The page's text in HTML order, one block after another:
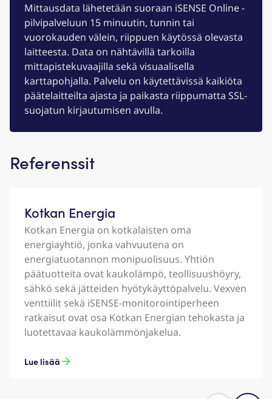
Mittausdata lähetetään suoraan iSENSE Online -
pilvipalveluun 15 minuutin, tunnin tai
vuorokauden välein, riippuen käytössä olevasta
laitteesta. Data on nähtävillä tarkoilla
mittapistekuvaajilla sekä visuaalisella
karttapohjalla. Palvelu on käytettävissä kaikiöta
päätelaitteilta ajasta ja paikasta riippumatta SSL-
suojatun kirjautumisen avulla.
Referenssit
Kotkan Energia
Kotkan Energia on kotkalaisten oma
energiayhtiö, jonka vahvuutena on
energiatuotannon monipuolisuus. Yhtiön
päätuotteita ovat kaukolämpö, teollisuushöyry,
sähkö sekä jätteiden hyötykäyttöpalvelu. Vexven
venttiilit sekä iSENSE-monitorointiperheen
ratkaisut ovat osa Kotkan Energian tehokasta ja
luotettavaa kaukolämmönjakelua.
Lue lisää